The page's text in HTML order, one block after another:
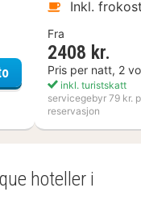
Varbergs Kusthotell
Inkl.
Fra
2408 kr.
Pris per natt, 2
inkl. turistskatt
servicegebyr 79 kr.
reservasjon
hoteller i